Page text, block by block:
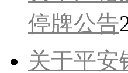
停牌公告
关于平安